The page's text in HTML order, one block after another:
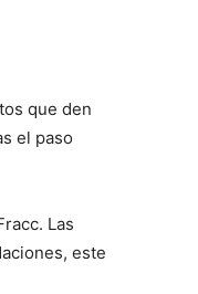
que den
el paso
Las
este